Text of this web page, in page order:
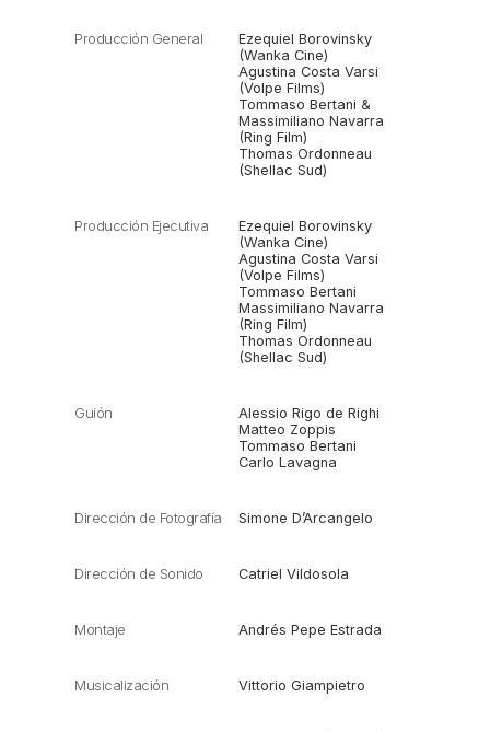
Producción General
Ezequiel Borovinsky
(Wanka Cine)
Agustina Costa Varsi
(Volpe Films)
Tommaso Bertani &
Massimiliano Navarra
(Ring Film)
Thomas Ordonneau
(Shellac Sud)
Producción Ejecutiva
Ezequiel Borovinsky
(Wanka Cine)
Agustina Costa Varsi
(Volpe Films)
Tommaso Bertani
Massimiliano Navarra
(Ring Film)
Thomas Ordonneau
(Shellac Sud)
Guión
Alessio Rigo de Righi
Matteo Zoppis
Tommaso Bertani
Carlo Lavagna
Dirección de Fotografía Simone D’Arcangelo
Dirección de Sonido Catriel Vildosola
Montaje Andrés Pepe Estrada
Musicalización Vittorio Giampietro